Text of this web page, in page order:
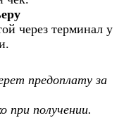
через терминал у
предоплату за
при получении.